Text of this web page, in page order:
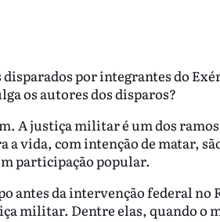
disparados por integrantes do
os autores dos disparos?
A justiça militar é um dos
vida, com intenção de matar,
participação popular.
antes da intervenção federal no
militar. Dentre elas, quando o